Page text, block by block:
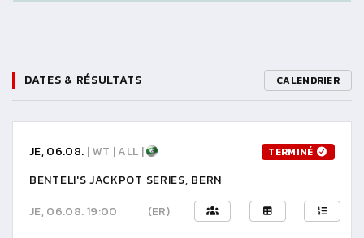
DATES & RÉSULTATS CALENDRIER
JE, 06.08. | WT | ALL | TERMINÉ
BENTELI'S JACKPOT SERIES, BERN
JE, 06.08. 19:00
(ER)